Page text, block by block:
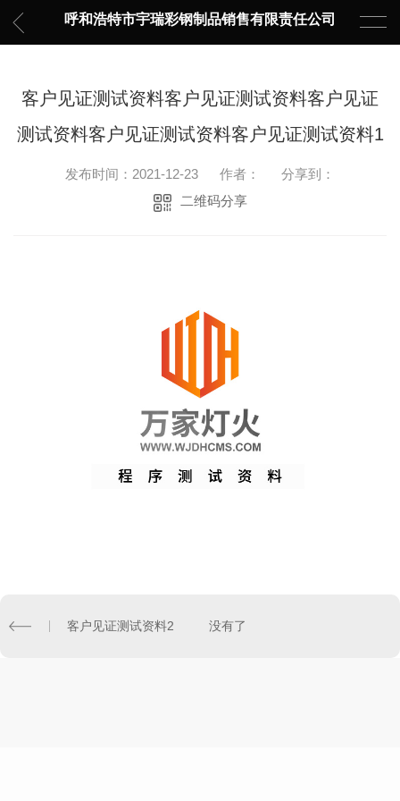
呼和浩特市宇瑞彩钢制品销售有限责任公司
客户见证测试资料客户见证测试资料客户见证
测试资料客户见证测试资料客户见证测试资料1
发布时间：2021-12-23 作者：
分享到：
二维码分享
客户见证测试资料2 没有了